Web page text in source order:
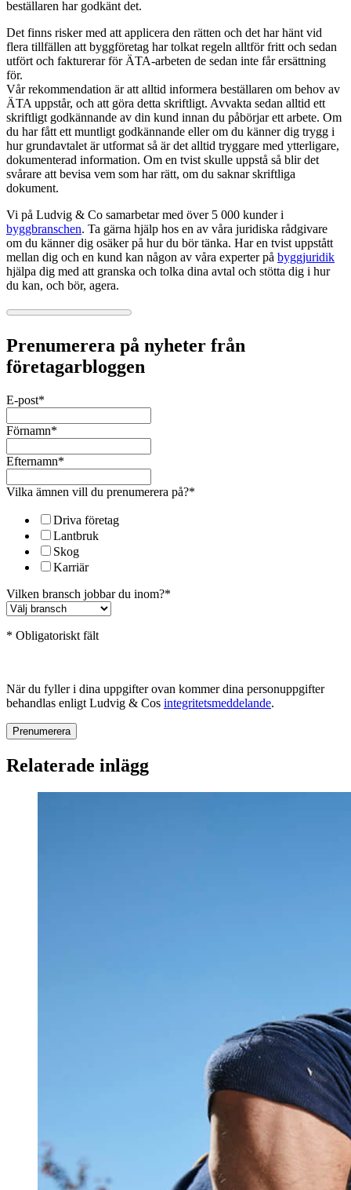
beställaren har godkänt det.
Det finns risker med att applicera den rätten och det har hänt vid
flera tillfällen att byggföretag har tolkat regeln alltför fritt och sedan
utfört och fakturerar för ÄTA-arbeten de sedan inte får ersättning
för.
Vår rekommendation är att alltid informera beställaren om behov av
ÄTA uppstår, och att göra detta skriftligt. Avvakta sedan alltid ett
skriftligt godkännande av din kund innan du påbörjar ett arbete. Om
du har fått ett muntligt godkännande eller om du känner dig trygg i
hur grundavtalet är utformat så är det alltid tryggare med ytterligare,
dokumenterad information. Om en tvist skulle uppstå så blir det
svårare att bevisa vem som har rätt, om du saknar skriftliga
dokument.
Vi på Ludvig & Co samarbetar med över 5 000 kunder i
byggbranschen. Ta gärna hjälp hos en av våra juridiska rådgivare
om du känner dig osäker på hur du bör tänka. Har en tvist uppstått
mellan dig och en kund kan någon av våra experter på byggjuridik
hjälpa dig med att granska och tolka dina avtal och stötta dig i hur
du kan, och bör, agera.
Prenumerera på nyheter från
företagarbloggen
E-post*
Förnamn*
Efternamn*
Vilka ämnen vill du prenumerera på?*
Driva företag
Lantbruk
Skog
Karriär
Vilken bransch jobbar du inom?*
* Obligatoriskt fält
När du fyller i dina uppgifter ovan kommer dina personuppgifter
behandlas enligt Ludvig & Cos integritetsmeddelande.
Relaterade inlägg